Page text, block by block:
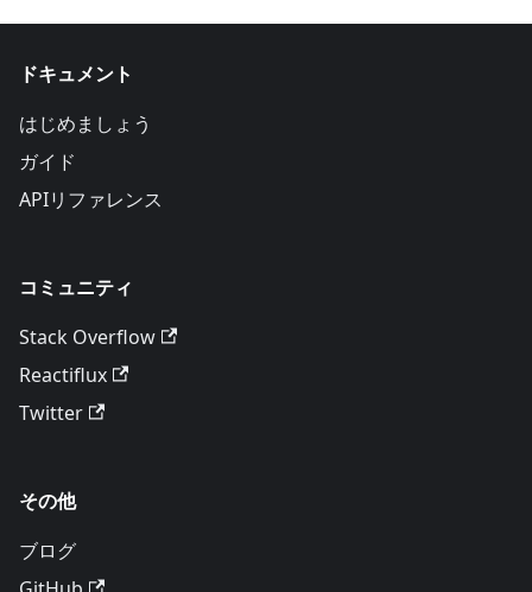
ドキュメント
はじめましょう
ガイド
APIリファレンス
コミュニティ
Stack Overflow
Reactiflux
Twitter
その他
ブログ